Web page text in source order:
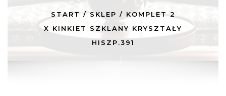
START / SKLEP / KOMPLET 2
X KINKIET SZKLANY KRYSZTAŁY
HISZP.391